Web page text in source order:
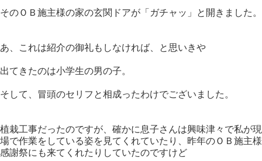
そのＯＢ施主様の家の玄関ドアが「ガチャッ」と開きました。
あ、これは紹介の御礼もしなければ、と思いきや
出てきたのは小学生の男の子。
そして、冒頭のセリフと相成ったわけでございました。
植栽工事だったのですが、確かに息子さんは興味津々で私が現
場で作業をしている姿を見てくれていたり、昨年のＯＢ施主様
感謝祭にも来てくれたりしていたのですけど